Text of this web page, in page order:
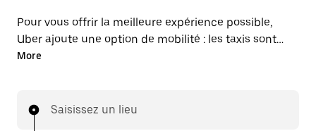
Pour vous offrir la meilleure expérience possible,
Uber ajoute une option de mobilité : les taxis sont
maintenant disponibles dans l'application. Uber Taxi :
More
Saisissez un lieu